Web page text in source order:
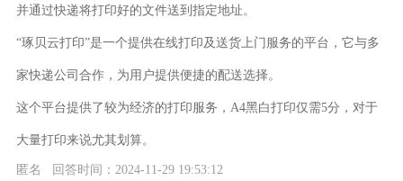
并通过快递将打印好的文件送到指定地址。
“琢贝云打印”是一个提供在线打印及送货上门服务的平台，它与多
家快递公司合作，为用户提供便捷的配送选择。
这个平台提供了较为经济的打印服务，A4黑白打印仅需5分，对于
大量打印来说尤其划算。
匿名 回答时间：2024-11-29 19:53:12